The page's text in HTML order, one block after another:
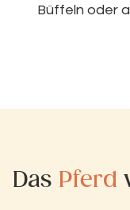
Büffeln oder
Das Pferd